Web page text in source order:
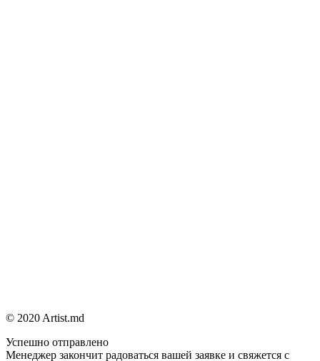
© 2020 Artist.md
Успешно отправлено
Менеджер закончит радоваться вашей заявке и свяжется с